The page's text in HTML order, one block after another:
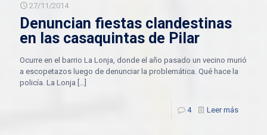
27/11/2014
Denuncian fiestas clandestinas
en las casaquintas de Pilar
Ocurre en el barrio La Lonja, donde el año pasado un vecino murió
a escopetazos luego de denunciar la problemática. Qué hace la
policía. La Lonja […]
4 Leer más